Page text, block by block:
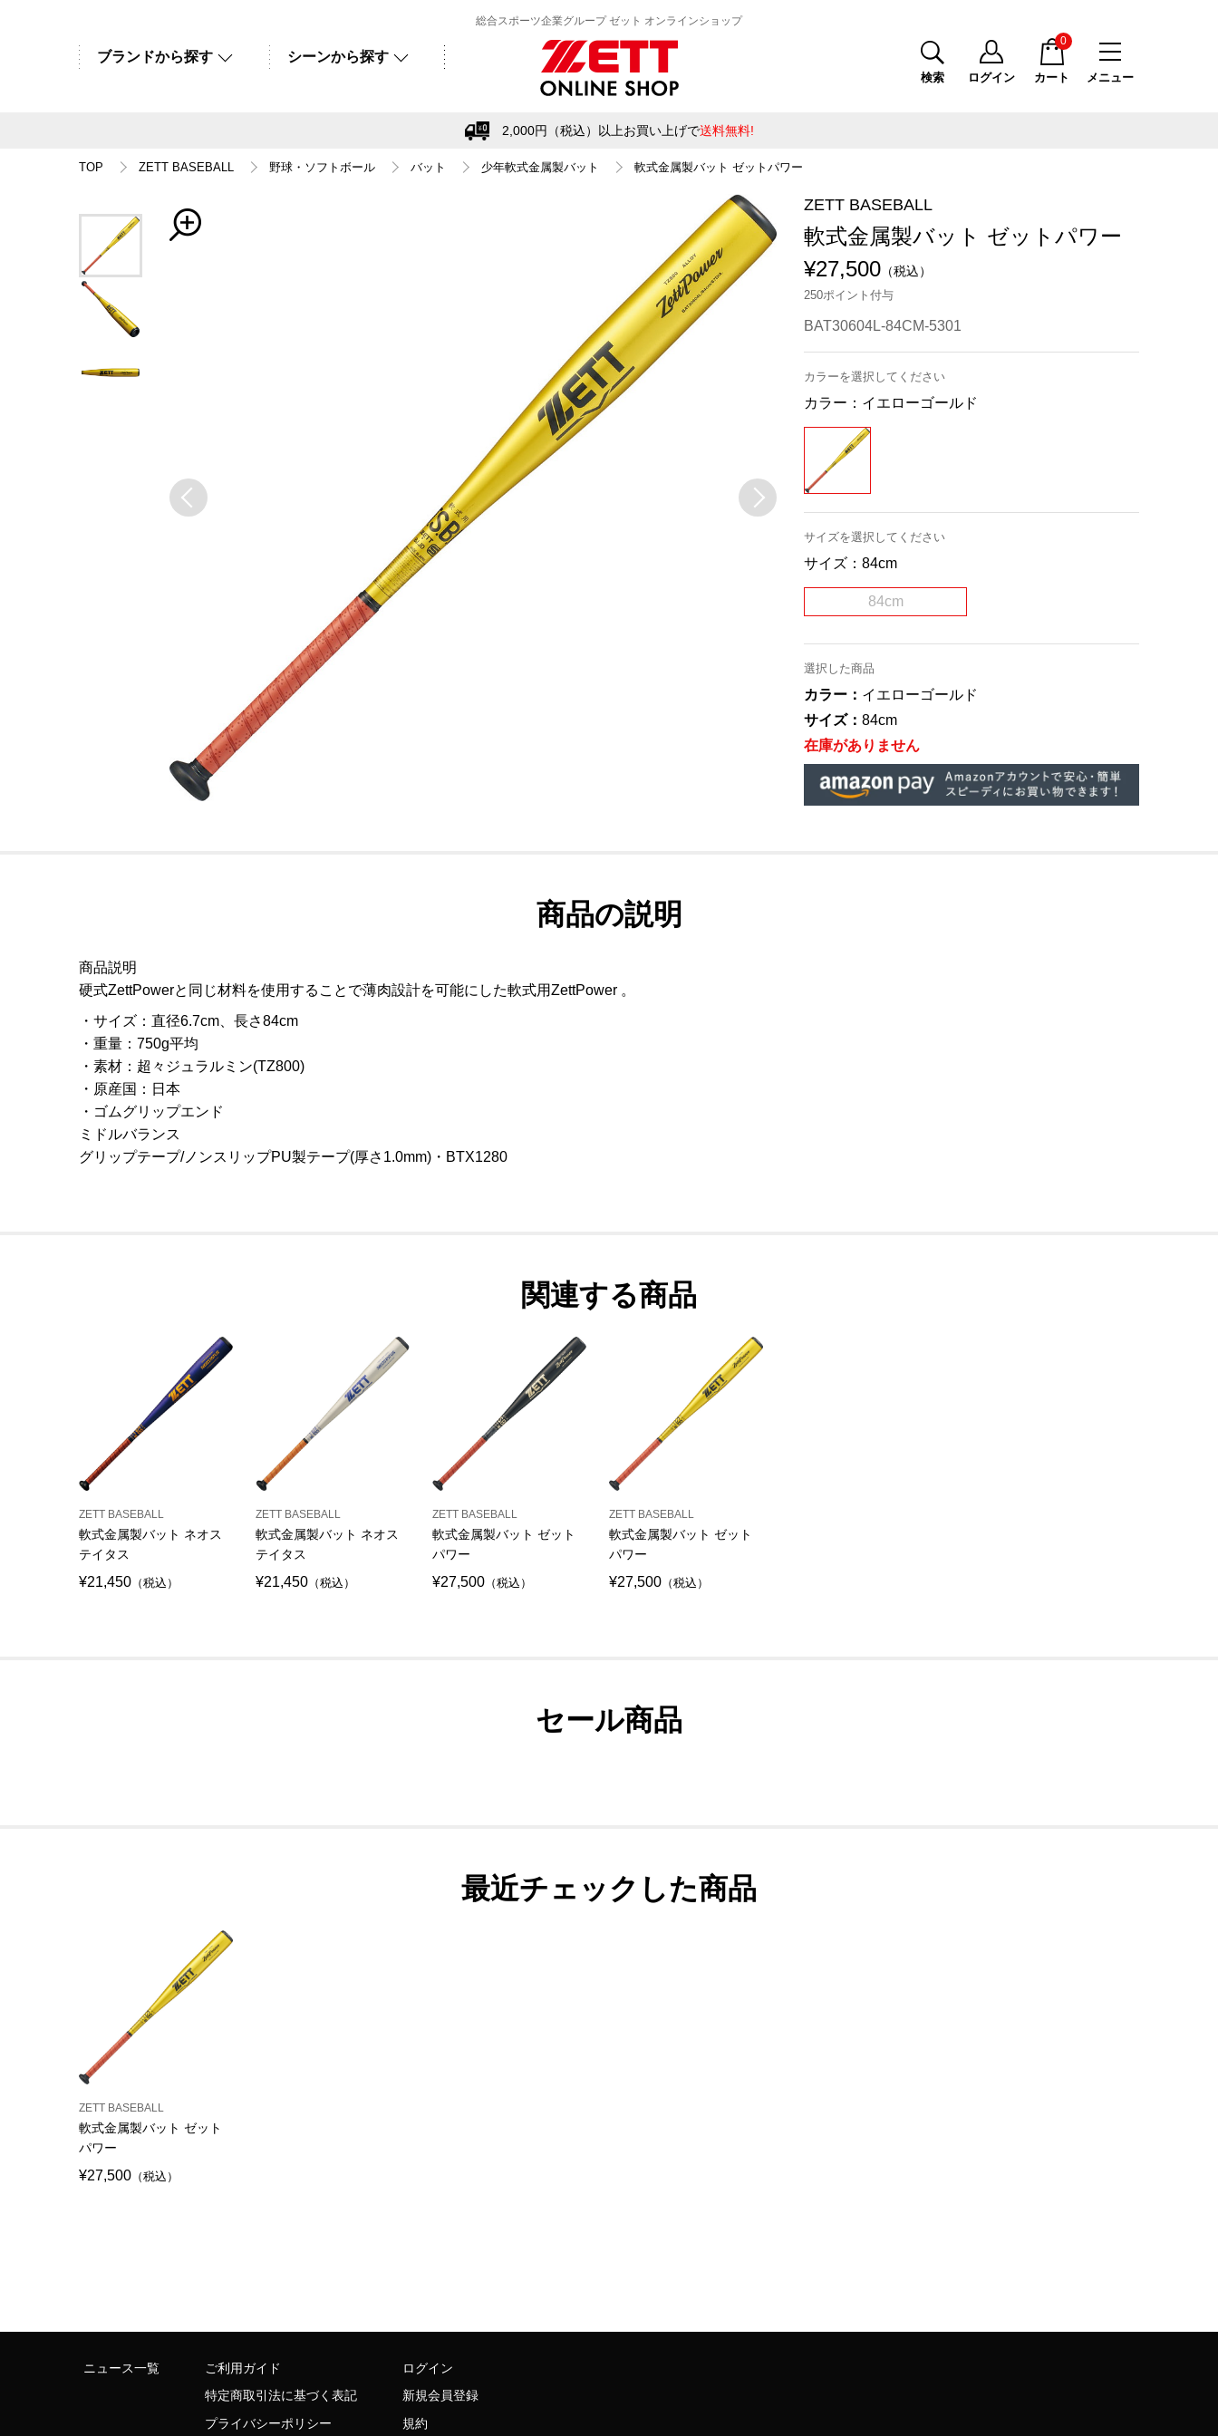
総合スポーツ企業グループ ゼット オンラインショップ
ブランドから探す シーンから探す
メニュー
検索 ログイン カート
0
2,000円（税込）以上お買い上げで送料無料!
TOP ZETT BASEBALL 野球・ソフトボール バット 少年軟式金属製バット 軟式金属製バット ゼットパワー
ZETT BASEBALL
軟式金属製バット ゼットパワー
¥27,500 （税込）
250ポイント付与
BAT30604L-84CM-5301
カラーを選択してください
カラー： イエローゴールド
サイズを選択してください
サイズ： 84cm
84cm
選択した商品
カラー： イエローゴールド
サイズ： 84cm
在庫がありません
商品の説明
商品説明
硬式ZettPowerと同じ材料を使用することで薄肉設計を可能にした軟式用ZettPower 。
サイズ ： 直径6.7cm、長さ84cm
重量 ： 750g平均
素材 ： 超々ジュラルミン(TZ800)
原産国 ： 日本
ゴムグリップエンド
ミドルバランス
グリップテープ/ノンスリップPU製テープ(厚さ1.0mm)・BTX1280
関連する商品
ZETT BASEBALL
軟式金属製バット ネオス
テイタス
¥21,450 （税込）
ZETT BASEBALL
軟式金属製バット ネオス
テイタス
¥21,450 （税込）
ZETT BASEBALL
軟式金属製バット ゼット
パワー
¥27,500 （税込）
ZETT BASEBALL
軟式金属製バット ゼット
パワー
¥27,500 （税込）
セール商品
最近チェックした商品
ZETT BASEBALL
軟式金属製バット ゼット
パワー
¥27,500 （税込）
ニュース一覧
ご利用ガイド
特定商取引法に基づく表記
プライバシーポリシー
ログイン
新規会員登録
規約